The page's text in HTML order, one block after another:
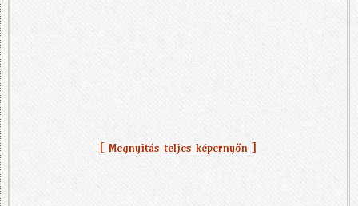
[ Megnyitás teljes képernyőn ]